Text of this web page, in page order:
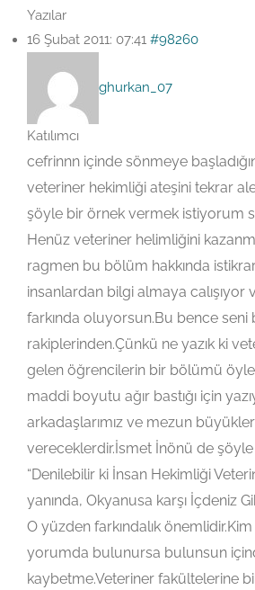
Yazılar
16 Şubat 2011: 07:41 #98260
ghurkan_07
Katılımcı
cefrinnn içinde sönmeye
veteriner hekimliği ateşini tekrar
şöyle bir örnek vermek istiyorum
Henüz veteriner helimliğini
ragmen bu bölüm hakkında
insanlardan bilgi almaya
farkında oluyorsun.Bu bence seni
rakiplerinden.Çünkü ne yazık ki
gelen öğrencilerin bir bölümü
maddi boyutu ağır bastığı için
arkadaşlarımız ve mezun
vereceklerdir.İsmet İnönü de şöyle
“Denilebilir ki İnsan Hekimliği
yanında, Okyanusa karşı İçdeniz
O yüzden farkındalık
yorumda bulunursa bulunsun
kaybetme.Veteriner fakültelerine